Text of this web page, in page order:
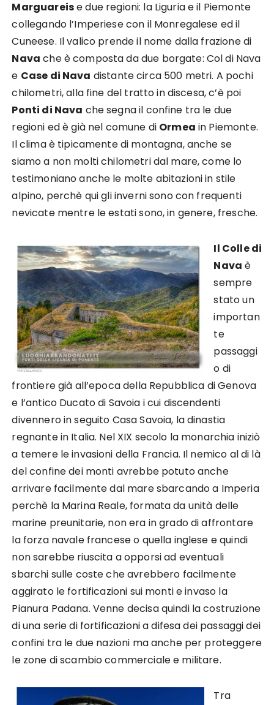
Marguareise due regioni: la Liguria e il Piemonte
collegando l’Imperiese con il Monregalese ed il
Cuneese. Il valico prende il nome dalla frazione di
Nava che è composta da due borgate: Col di Nava
e Case di Nava distante circa 500 metri. A pochi
chilometri, alla fine del tratto in discesa, c’è poi
Ponti di Nava che segna il confine tra le due
regioni ed è già nel comune di Ormea in Piemonte.
Il clima è tipicamente di montagna, anche se
siamo a non molti chilometri dal mare, come lo
testimoniano anche le molte abitazioni in stile
alpino, perchè qui gli inverni sono con frequenti
nevicate mentre le estati sono, in genere, fresche.
Il Colle di
Nava è
sempre
stato un
importan
te
passaggi
o di
frontiere già all’epoca della Repubblica di Genova
e l’antico Ducato di Savoia i cui discendenti
divennero in seguito Casa Savoia, la dinastia
regnante in Italia. Nel XIX secolo la monarchia iniziò
a temere le invasioni della Francia. Il nemico al di là
del confine dei monti avrebbe potuto anche
arrivare facilmente dal mare sbarcando a Imperia
perchè la Marina Reale, formata da unità delle
marine preunitarie, non era in grado di affrontare
la forza navale francese o quella inglese e quindi
non sarebbe riuscita a opporsi ad eventuali
sbarchi sulle coste che avrebbero facilmente
aggirato le fortificazioni sui monti e invaso la
Pianura Padana. Venne decisa quindi la costruzione
di una serie di fortificazioni a difesa dei passaggi dei
confini tra le due nazioni ma anche per proteggere
le zone di scambio commerciale e militare.
Tra